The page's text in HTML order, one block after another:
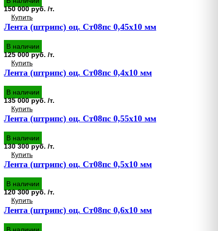
150 000 руб. /т.
Купить
Лента (штрипс) оц. Ст08пс 0,45х10 мм
В наличии
125 000 руб. /т.
Купить
Лента (штрипс) оц. Ст08пс 0,4х10 мм
В наличии
135 000 руб. /т.
Купить
Лента (штрипс) оц. Ст08пс 0,55х10 мм
В наличии
130 300 руб. /т.
Купить
Лента (штрипс) оц. Ст08пс 0,5х10 мм
В наличии
120 300 руб. /т.
Купить
Лента (штрипс) оц. Ст08пс 0,6х10 мм